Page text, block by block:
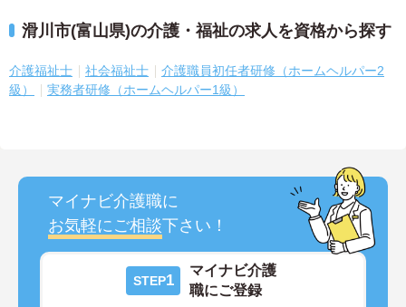
滑川市(富山県)の介護・福祉の求人を資格から探す
介護福祉士 社会福祉士
介護職員初任者研修（ホームヘルパー2
級）
実務者研修（ホームヘルパー1級）
マイナビ介護職に
お気軽にご相談下さい！
STEP1
マイナビ介護
職にご登録